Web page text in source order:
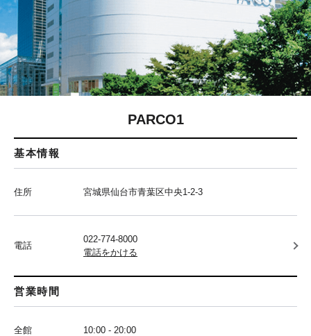
PARCO1
基本情報
住所 宮城県仙台市青葉区中央1-2-3
電話
022-774-8000
電話をかける
営業時間
全館 10:00 - 20:00